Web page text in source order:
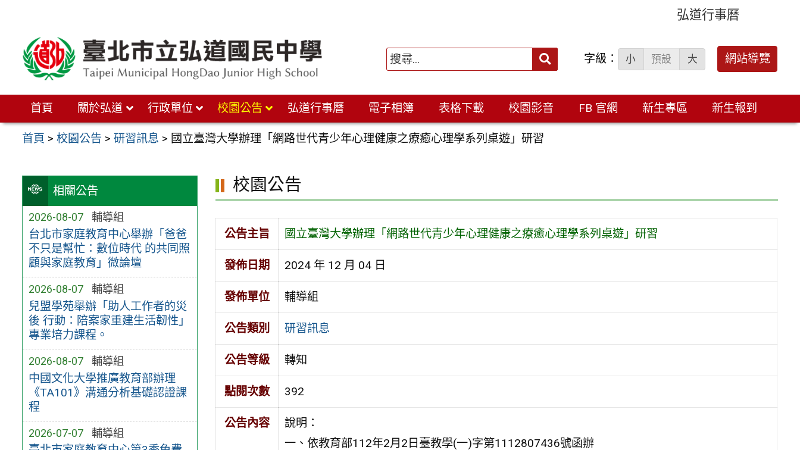
弘道行事曆
搜
字級： 小 預設 大 網站導覽
首頁 關於弘道 行政單位 校園公告 弘道行事曆 電子相簿 表格下載 校園影音 FB 官網 新生專區 新生報到
首頁 >校園公告 >研習訊息 > 國立臺灣大學辦理「網路世代青少年心理健康之療癒心理學系列桌遊」研習
相關公告
2026-08-07 輔導組
台北市家庭教育中心舉辦「爸爸
不只是幫忙：數位時代 的共同照
顧與家庭教育」微論壇
2026-08-07 輔導組
兒盟學苑舉辦「助人工作者的災
後 行動：陪案家重建生活韌性」
專業培力課程。
2026-08-07 輔導組
中國文化大學推廣教育部辦理
《TA101》溝通分析基礎認證課
程
2026-07-07 輔導組
校園公告
公告主旨 國立臺灣大學辦理「網路世代青少年心理健康之療癒心理學系列桌遊」研習
發佈日期 2024 年 12 月 04 日
發佈單位 輔導組
公告類別 研習訊息
公告等級 轉知
點閱次數 392
公告內容
說明：
一、依教育部112年2月2日臺教學(一)字第1112807436號函辦